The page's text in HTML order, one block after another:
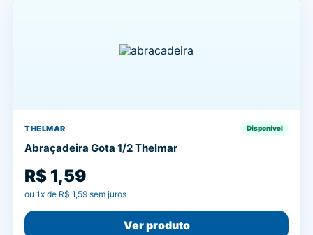
THELMAR Disponível
Abraçadeira Gota 1/2 Thelmar
R$ 1,59
ou 1x de R$ 1,59 sem juros
Ver produto